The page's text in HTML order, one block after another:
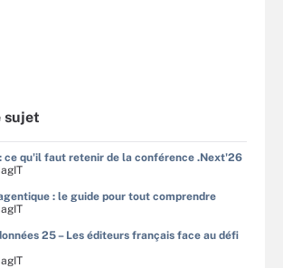
sujet
ce qu'il faut retenir de la conférence .Next'26
: le guide pour tout comprendre
25 – Les éditeurs français face au défi